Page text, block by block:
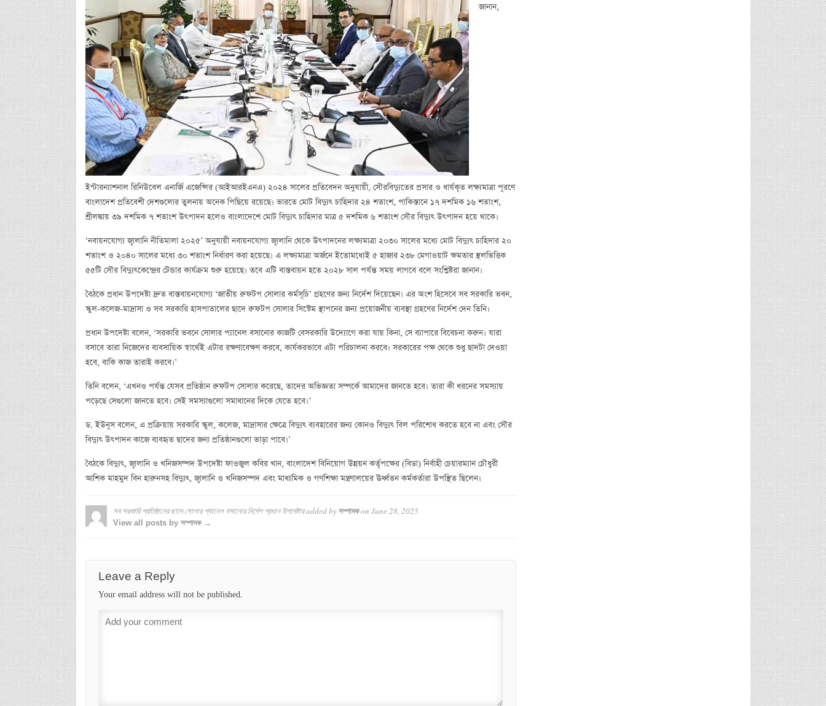
জানান,
ইন্টারন্যাশনাল রিনিউবেল এনার্জি এজেন্সির (আইআরইএনএ) ২০২৪ সালের প্রতিবেদন অনুযায়ী, সৌরবিদ্যুতের প্রসার ও ধার্যকৃত লক্ষ্যমাত্রা পূরণে
বাংলাদেশ প্রতিবেশী দেশগুলোর তুলনায় অনেক পিছিয়ে রয়েছে। ভারতে মোট বিদ্যুৎ চাহিদার ২৪ শতাংশ, পাকিস্তানে ১৭ দশমিক ১৬ শতাংশ,
শ্রীলঙ্কায় ৩৯ দশমিক ৭ শতাংশ উৎপাদন হলেও বাংলাদেশে মোট বিদ্যুৎ চাহিদার মাত্র ৫ দশমিক ৬ শতাংশ সৌর বিদ্যুৎ উৎপাদন হয়ে থাকে।
‘নবায়নযোগ্য জ্বালানি নীতিমালা ২০২৫’ অনুযায়ী নবায়নযোগ্য জ্বালানি থেকে উৎপাদনের লক্ষ্যমাত্রা ২০৩০ সালের মধ্যে মোট বিদ্যুৎ চাহিদার ২০
শতাংশ ও ২০৪০ সালের মধ্যে ৩০ শতাংশ নির্ধারণ করা হয়েছে। এ লক্ষ্যমাত্রা অর্জনে ইতোমধ্যেই ৫ হাজার ২৩৮ মেগাওয়াট ক্ষমতার স্থলভিত্তিক
৫৫টি সৌর বিদ্যুৎকেন্দ্রের টেন্ডার কার্যক্রম শুরু হয়েছে। তবে এটি বাস্তবায়ন হতে ২০২৮ সাল পর্যন্ত সময় লাগবে বলে সংশ্লিষ্টরা জানান।
বৈঠকে প্রধান উপদেষ্টা দ্রুত বাস্তবায়নযোগ্য ‘জাতীয় রুফটপ সোলার কর্মসূচি’ গ্রহণের জন্য নির্দেশ দিয়েছেন। এর অংশ হিসেবে সব সরকারি ভবন,
স্কুল-কলেজ-মাদ্রাসা ও সব সরকারি হাসপাতালের ছাদে রুফটপ সোলার সিস্টেম স্থাপনের জন্য প্রয়োজনীয় ব্যবস্থা গ্রহণের নির্দেশ দেন তিনি।
প্রধান উপদেষ্টা বলেন, ‘সরকারি ভবনে সোলার প্যানেল বসানোর কাজটি বেসরকারি উদ্যোগে করা যায় কিনা, সে ব্যাপারে বিবেচনা করুন। যারা
বসাবে তারা নিজেদের ব্যবসায়িক স্বার্থেই এটার রক্ষণাবেক্ষণ করবে, কার্যকরভাবে এটা পরিচালনা করবে। সরকারের পক্ষ থেকে শুধু ছাদটা দেওয়া
হবে, বাকি কাজ তারাই করবে।’
তিনি বলেন, ‘এখনও পর্যন্ত যেসব প্রতিষ্ঠান রুফটপ সোলার করেছে, তাদের অভিজ্ঞতা সম্পর্কে আমাদের জানতে হবে। তারা কী ধরনের সমস্যায়
পড়েছে সেগুলো জানতে হবে। সেই সমস্যাগুলো সমাধানের দিকে যেতে হবে।’
ড. ইউনূস বলেন, এ প্রক্রিয়ায় সরকারি স্কুল, কলেজ, মাদ্রাসার ক্ষেত্রে বিদ্যুৎ ব্যবহারের জন্য কোনও বিদ্যুৎ বিল পরিশোধ করতে হবে না এবং সৌর
বিদ্যুৎ উৎপাদন কাজে ব্যবহৃত ছাদের জন্য প্রতিষ্ঠানগুলো ভাড়া পাবে।’
বৈঠকে বিদ্যুৎ, জ্বালানি ও খনিজসম্পদ উপদেষ্টা ফাওজুল কবির খান, বাংলাদেশ বিনিয়োগ উন্নয়ন কর্তৃপক্ষের (বিডা) নির্বাহী চেয়ারম্যান চৌধুরী
আশিক মাহমুদ বিন হারুনসহ বিদ্যুৎ, জ্বালানি ও খনিজসম্পদ এবং মাধ্যমিক ও গণশিক্ষা মন্ত্রণালয়ের ঊর্ধ্বতন কর্মকর্তারা উপস্থিত ছিলেন।
সব সরকারি প্রতিষ্ঠানের ছাদে সোলার প্যানেল বসানোর নির্দেশ প্রধান উপদেষ্টারadded by সম্পাদকon June 28, 2025
View all posts by সম্পাদক →
Leave a Reply
Your email address will not be published.